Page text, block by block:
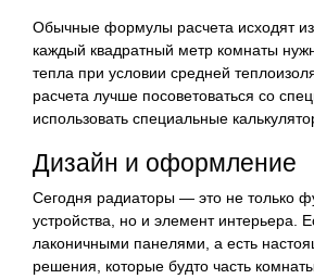
Обычные формулы расчета исходят из
каждый квадратный метр комнаты
тепла при условии средней
расчета лучше посоветоваться со
использовать специальные
Дизайн и оформление
Сегодня радиаторы — это не только
устройства, но и элемент интерьера.
лаконичными панелями, а есть
решения, которые будто часть